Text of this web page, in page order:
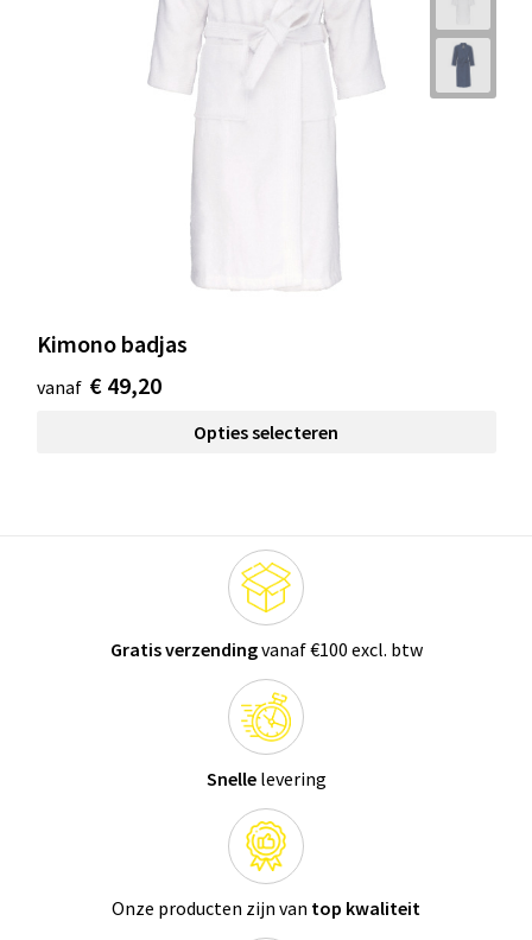
Kimono badjas
vanaf € 49,20
Opties selecteren
Gratis verzendingvanaf €100 excl. btw
Snellelevering
Onze producten zijn van top kwaliteit